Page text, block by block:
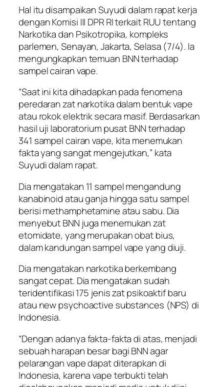
Hal itu disampaikan Suyudi dalam rapat kerja
dengan Komisi III DPR RI terkait RUU tentang
Narkotika dan Psikotropika, kompleks
parlemen, Senayan, Jakarta, Selasa (7/4). Ia
mengungkapkan temuan BNN terhadap
sampel cairan vape.
“Saat ini kita dihadapkan pada fenomena
peredaran zat narkotika dalam bentuk vape
atau rokok elektrik secara masif. Berdasarkan
hasil uji laboratorium pusat BNN terhadap
341 sampel cairan vape, kita menemukan
fakta yang sangat mengejutkan,” kata
Suyudi dalam rapat.
Dia mengatakan 11 sampel mengandung
kanabinoid atau ganja hingga satu sampel
berisi methamphetamine atau sabu. Dia
menyebut BNN juga menemukan zat
etomidate, yang merupakan obat bius,
dalam kandungan sampel vape yang diuji.
Dia mengatakan narkotika berkembang
sangat cepat. Dia mengatakan sudah
teridentifikasi 175 jenis zat psikoaktif baru
atau new psychoactive substances (NPS) di
Indonesia.
“Dengan adanya fakta-fakta di atas, menjadi
sebuah harapan besar bagi BNN agar
pelarangan vape dapat diterapkan di
Indonesia, karena vape terbukti telah